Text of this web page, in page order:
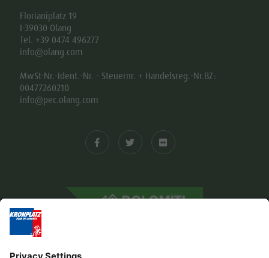
Florianiplatz 19
I-39030 Olang
Tel. +39 0474 496277
info@olang.com
MwSt-Nr.-Ident.-Nr. - Steuernr. + Handelsreg.-Nr.BZ:
00477260210
info@pec.olang.com